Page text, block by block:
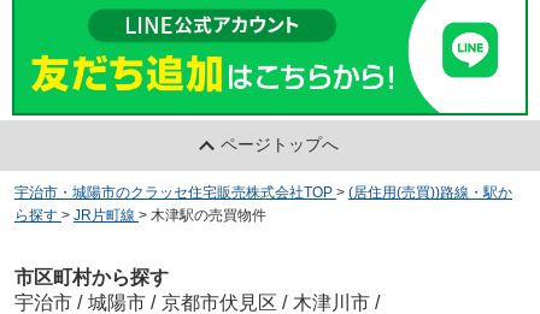
ページトップへ
宇治市・城陽市のクラッセ住宅販売株式会社TOP > (居住用(売買))路線・駅か
ら探す > JR片町線 > 木津駅の売買物件
市区町村から探す
宇治市 / 城陽市 / 京都市伏見区 / 木津川市 /